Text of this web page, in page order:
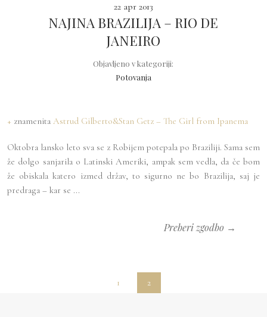
22 apr 2013
NAJINA BRAZILIJA – RIO DE
JANEIRO
Objavljeno v kategoriji:
Potovanja
+ znamenita Astrud Gilberto&Stan Getz – The Girl from Ipanema
Oktobra lansko leto sva se z Robijem potepala po Braziliji. Sama sem
že dolgo sanjarila o Latinski Ameriki, ampak sem vedla, da če bom
že obiskala katero izmed držav, to sigurno ne bo Brazilija, saj je
predraga – kar se ...
Preberi zgodbo →
1 2